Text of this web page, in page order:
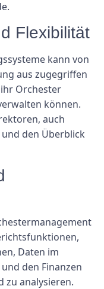
Flexibilität
kann von
aus zugegriffen
Orchester
können.
auch
den Überblick
Daten im
den Finanzen
zu analysieren.